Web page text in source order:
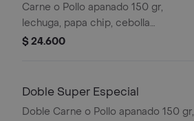
Carne o Pollo apanado 150 gr,
lechuga, papa chip, cebolla
caramelizada, queso, tocineta,
$ 24.600
Doble Super Especial
Doble Carne o Pollo apanado 150 gr,